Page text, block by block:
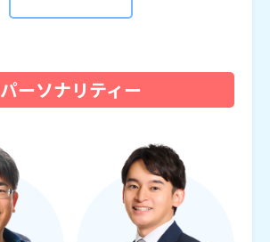
パーソナリティー